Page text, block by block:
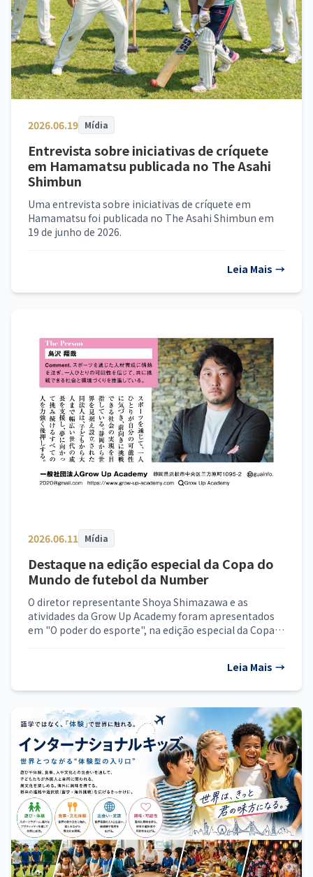
2026.06.19 Mídia
Entrevista sobre iniciativas de críquete
em Hamamatsu publicada no The Asahi
Shimbun
Uma entrevista sobre iniciativas de críquete em
Hamamatsu foi publicada no The Asahi Shimbun em
19 de junho de 2026.
Leia Mais →
2026.06.11 Mídia
Destaque na edição especial da Copa do
Mundo de futebol da Number
O diretor representante Shoya Shimazawa e as
atividades da Grow Up Academy foram apresentados
em "O poder do esporte", na edição especial da Copa
Leia Mais →